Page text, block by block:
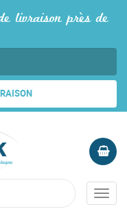
livraison près de
Vide
Menu